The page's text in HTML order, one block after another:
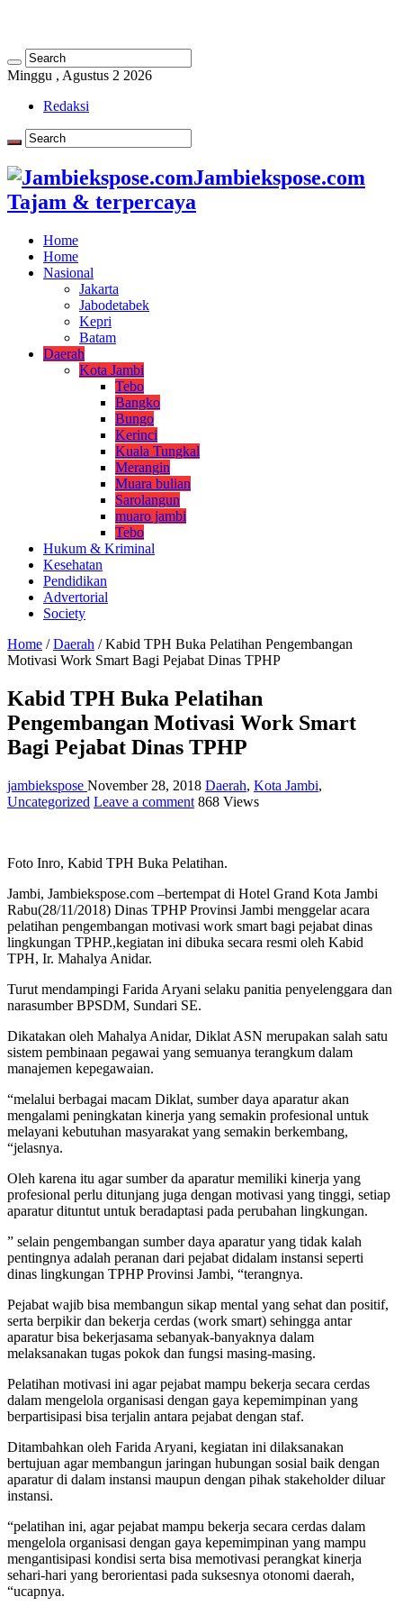
Minggu , Agustus 2 2026
Redaksi
Jambiekspose.com
Tajam & terpercaya
Home
Home
Nasional
Jakarta
Jabodetabek
Kepri
Batam
Daerah
Kota Jambi
Tebo
Bangko
Bungo
Kerinci
Kuala Tungkal
Merangin
Muara bulian
Sarolangun
muaro jambi
Tebo
Hukum & Kriminal
Kesehatan
Pendidikan
Advertorial
Society
Home / Daerah / Kabid TPH Buka Pelatihan Pengembangan
Motivasi Work Smart Bagi Pejabat Dinas TPHP
Kabid TPH Buka Pelatihan
Pengembangan Motivasi Work Smart
Bagi Pejabat Dinas TPHP
jambiekspose November 28, 2018 Daerah, Kota Jambi,
Uncategorized Leave a comment 868 Views
Foto Inro, Kabid TPH Buka Pelatihan.
Jambi, Jambiekspose.com –bertempat di Hotel Grand Kota Jambi
Rabu(28/11/2018) Dinas TPHP Provinsi Jambi menggelar acara
pelatihan pengembangan motivasi work smart bagi pejabat dinas
lingkungan TPHP.,kegiatan ini dibuka secara resmi oleh Kabid
TPH, Ir. Mahalya Anidar.
Turut mendampingi Farida Aryani selaku panitia penyelenggara dan
narasumber BPSDM, Sundari SE.
Dikatakan oleh Mahalya Anidar, Diklat ASN merupakan salah satu
sistem pembinaan pegawai yang semuanya terangkum dalam
manajemen kepegawaian.
“melalui berbagai macam Diklat, sumber daya aparatur akan
mengalami peningkatan kinerja yang semakin profesional untuk
melayani kebutuhan masyarakat yang semakin berkembang,
“jelasnya.
Oleh karena itu agar sumber da aparatur memiliki kinerja yang
profesional perlu ditunjang juga dengan motivasi yang tinggi, setiap
aparatur dituntut untuk beradaptasi pada perubahan lingkungan.
” selain pengembangan sumber daya aparatur yang tidak kalah
pentingnya adalah peranan dari pejabat didalam instansi seperti
dinas lingkungan TPHP Provinsi Jambi, “terangnya.
Pejabat wajib bisa membangun sikap mental yang sehat dan positif,
serta berpikir dan bekerja cerdas (work smart) sehingga antar
aparatur bisa bekerjasama sebanyak-banyaknya dalam
melaksanakan tugas pokok dan fungsi masing-masing.
Pelatihan motivasi ini agar pejabat mampu bekerja secara cerdas
dalam mengelola organisasi dengan gaya kepemimpinan yang
berpartisipasi bisa terjalin antara pejabat dengan staf.
Ditambahkan oleh Farida Aryani, kegiatan ini dilaksanakan
bertujuan agar membangun jaringan hubungan sosial baik dengan
aparatur di dalam instansi maupun dengan pihak stakeholder diluar
instansi.
“pelatihan ini, agar pejabat mampu bekerja secara cerdas dalam
mengelola organisasi dengan gaya kepemimpinan yang mampu
mengantisipasi kondisi serta bisa memotivasi perangkat kinerja
sehari-hari yang berorientasi pada suksesnya otonomi daerah,
“ucapnya.